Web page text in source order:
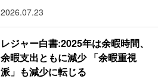
2026.07.23
レジャー白書:2025年は余暇時間、
余暇支出ともに減少 「余暇重視
派」も減少に転じる